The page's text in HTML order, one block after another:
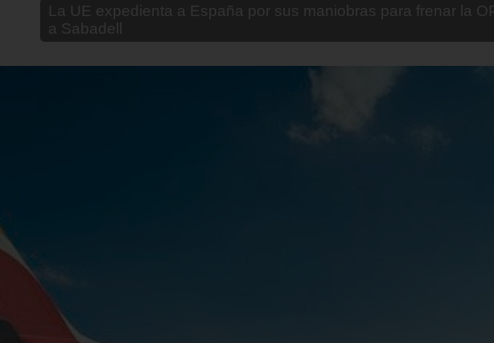
Sturzenegger, ministro estrella de Milei, corona su gran obra